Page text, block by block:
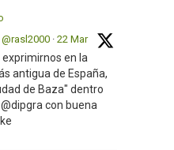
@rasl2000 · 22 Mar
exprimirnos en la
antigua de España,
de Baza" dentro
con buena